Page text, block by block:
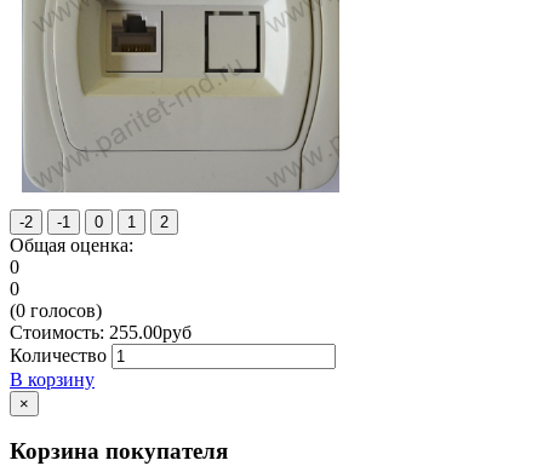
Общая оценка:
0
0
(0 голосов)
Стоимость: 255.00руб
Количество
В корзину
×
Корзина покупателя